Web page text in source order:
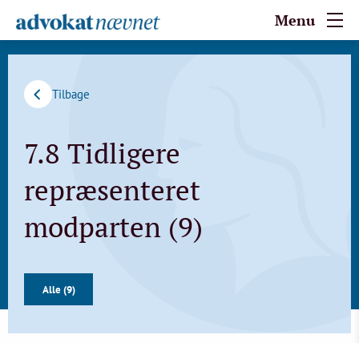
Menu
Tilbage
7.8 Tidligere
repræsenteret
modparten (9)
Alle (9)